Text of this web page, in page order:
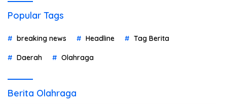
Popular Tags
breaking news Headline Tag Berita
Daerah Olahraga
Berita Olahraga